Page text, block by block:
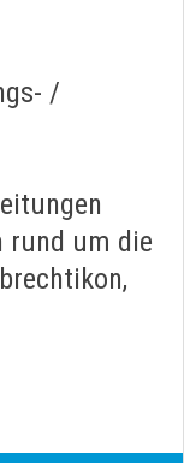
/
rund um die